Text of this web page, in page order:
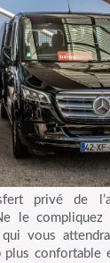
privé de
le compliquez
vous
confortable